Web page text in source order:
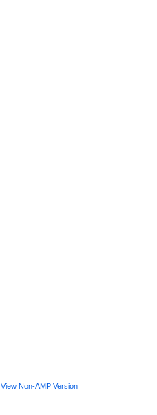
View Non-AMP Version